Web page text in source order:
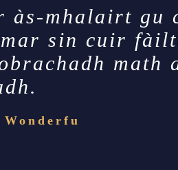
às-mhalairt gu
sin cuir
math